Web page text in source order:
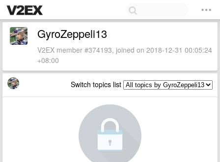
GyroZeppeli13
V2EX member #374193, joined on 2018-12-31 00:05:24
+08:00
Switch topics list